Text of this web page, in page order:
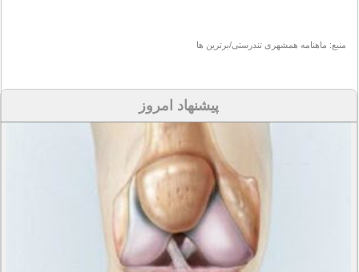
منبع: ماهنامه همشهری تندرستی/برترین ها
پیشنهاد امروز